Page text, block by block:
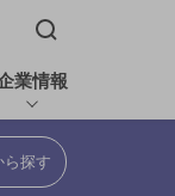
検索窓を開く
業情報
ら探す